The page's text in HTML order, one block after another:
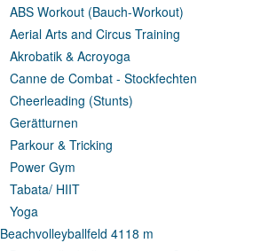
ABS Workout (Bauch-Workout)
Aerial Arts and Circus Training
Akrobatik & Acroyoga
Canne de Combat - Stockfechten
Cheerleading (Stunts)
Gerätturnen
Parkour & Tricking
Power Gym
Tabata/ HIIT
Yoga
Beachvolleyballfeld 4118 m